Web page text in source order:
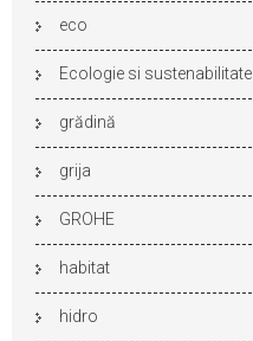
eco
Ecologie si sustenabilitate
grădină
grija
GROHE
habitat
hidro